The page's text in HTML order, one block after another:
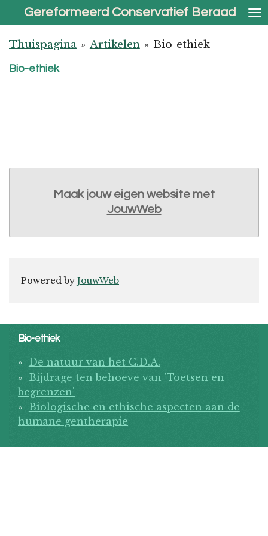
direct
naar
hoofdinhoud
Gereformeerd Conservatief Beraad
Thuispagina » Artikelen » Bio-ethiek
Bio-ethiek
Maak jouw eigen website met
JouwWeb
Powered by JouwWeb
Bio-ethiek
De natuur van het C.D.A.
Bijdrage ten behoeve van 'Toetsen en
begrenzen'
Biologische en ethische aspecten aan de
humane gentherapie